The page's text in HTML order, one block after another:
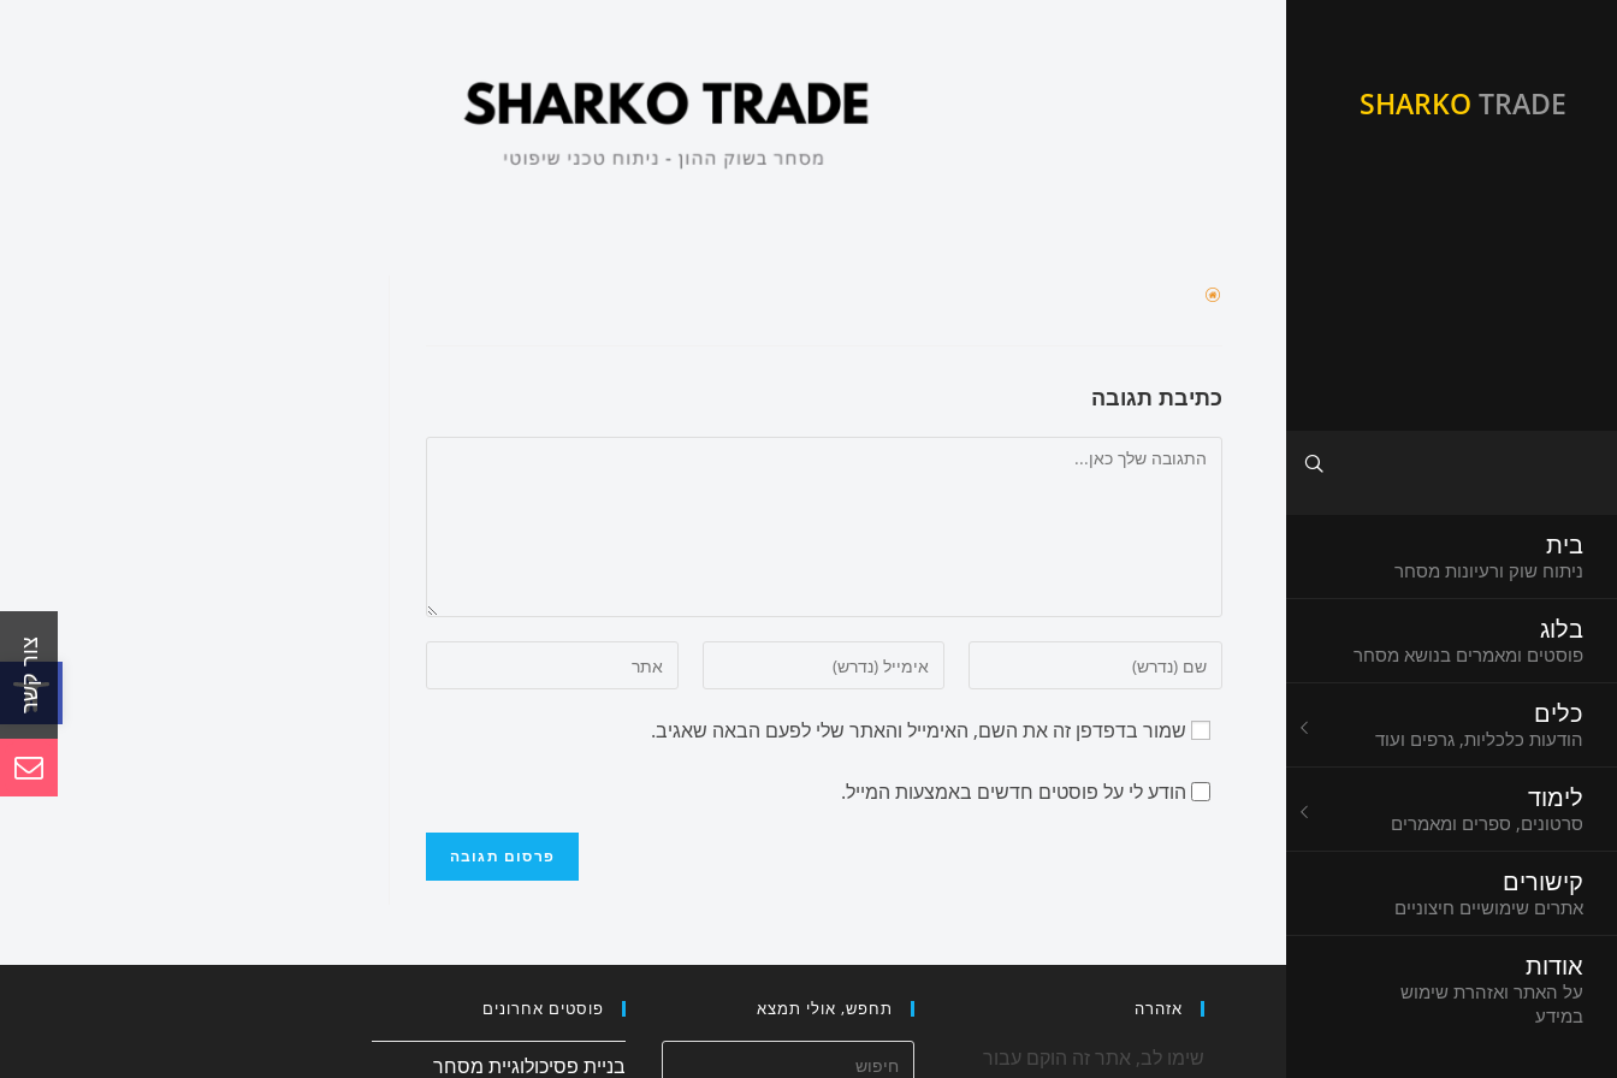
פתח סרגל נגישות
SHARKO TRADE
בית
ניתוח שוק ורעיונות מסחר
בלוג
פוסטים ומאמרים בנושא מסחר
כלים
הודעות כלכליות, גרפים ועוד
לימוד
סרטונים, ספרים ומאמרים
קישורים
אתרים שימושיים חיצוניים
אודות
על האתר ואזהרת שימוש
במידע
כתיבת תגובה
שמור בדפדפן זה את השם, האימייל והאתר שלי לפעם הבאה שאגיב.
הודע לי על פוסטים חדשים באמצעות המייל.
אזהרה
שימו לב, אתר זה הוקם עבור
תחפש, אולי תמצא פוסטים אחרונים
בניית פסיכולוגיית מסחר